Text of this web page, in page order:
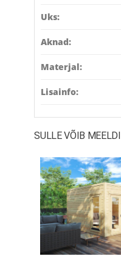
Uks:
Aknad:
Materjal:
Lisainfo:
SULLE VÕIB